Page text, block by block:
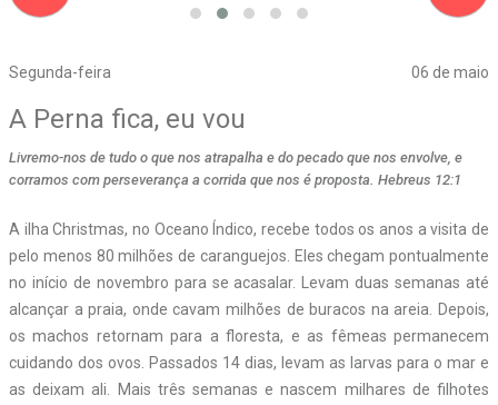
Segunda-feira 06 de maio
A Perna fica, eu vou
Livremo-nos de tudo o que nos atrapalha e do pecado que nos envolve, e
corramos com perseverança a corrida que nos é proposta. Hebreus 12:1
A ilha Christmas, no Oceano Índico, recebe todos os anos a visita de
pelo menos 80 milhões de caranguejos. Eles chegam pontualmente
no início de novembro para se acasalar. Levam duas semanas até
alcançar a praia, onde cavam milhões de buracos na areia. Depois,
os machos retornam para a floresta, e as fêmeas permanecem
cuidando dos ovos. Passados 14 dias, levam as larvas para o mar e
as deixam ali. Mais três semanas e nascem milhares de filhotes